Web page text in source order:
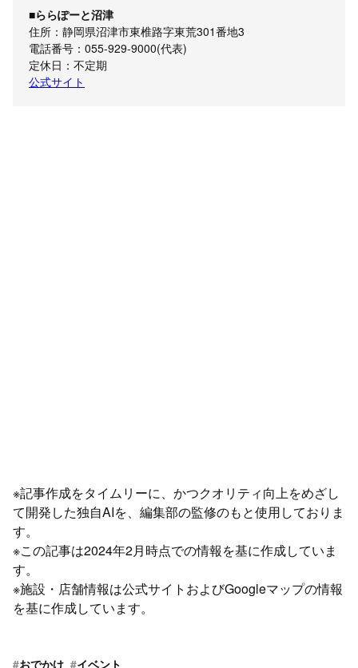
■ららぽーと沼津
住所：静岡県沼津市東椎路字東荒301番地3
電話番号：055-929-9000(代表)
定休日：不定期
公式サイト
※記事作成をタイムリーに、かつクオリティ向上をめざし
て開発した独自AIを、編集部の監修のもと使用しておりま
す。
※この記事は2024年2月時点での情報を基に作成していま
す。
※施設・店舗情報は公式サイトおよびGoogleマップの情報
を基に作成しています。
#おでかけ #イベント